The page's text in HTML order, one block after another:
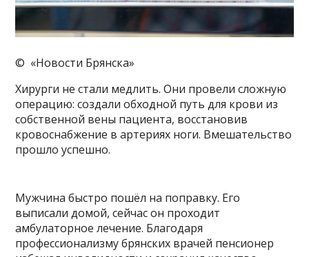
© «Новости Брянска»
Хирурги не стали медлить. Они провели сложную
операцию: создали обходной путь для крови из
собственной вены пациента, восстановив
кровоснабжение в артериях ноги. Вмешательство
прошло успешно.
Мужчина быстро пошёл на поправку. Его
выписали домой, сейчас он проходит
амбулаторное лечение. Благодаря
профессионализму брянских врачей пенсионер